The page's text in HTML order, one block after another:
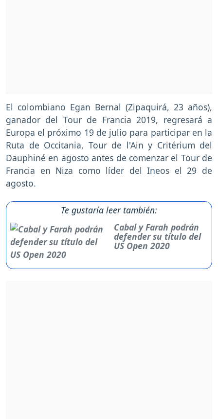
El colombiano Egan Bernal (Zipaquirá, 23 años),
ganador del Tour de Francia 2019, regresará a
Europa el próximo 19 de julio para participar en la
Ruta de Occitania, Tour de l'Ain y Critérium del
Dauphiné en agosto antes de comenzar el Tour de
Francia en Niza como líder del Ineos el 29 de
agosto.
Te gustaría leer también:
Cabal y Farah podrán
defender su título del
US Open 2020